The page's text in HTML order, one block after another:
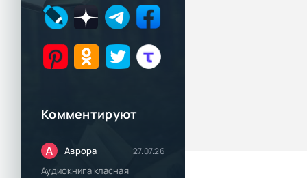
Комментируют
А Аврора 27.07.26
Аудиокнига класная